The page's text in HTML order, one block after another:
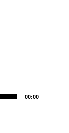
00:00